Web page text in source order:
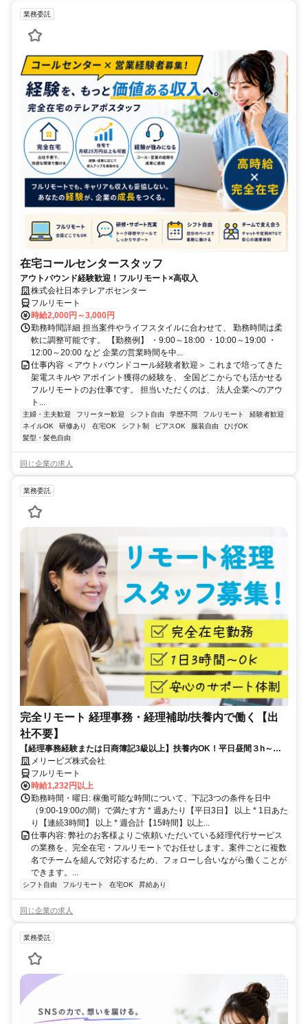
業務委託
在宅コールセンタースタッフ
アウトバウンド経験歓迎！フルリモート×高収入
株式会社日本テレアポセンター
フルリモート
時給2,000円～3,000円
勤務時間詳細 担当案件やライフスタイルに合わせて、 勤務時間は柔
軟に調整可能です。 【勤務例】 ・9:00～18:00 ・10:00～19:00 ・
12:00～20:00 など 企業の営業時間を中...
仕事内容 ＜アウトバウンドコール経験者歓迎＞ これまで培ってきた
架電スキルや アポイント獲得の経験を、 全国どこからでも活かせる
フルリモートのお仕事です。 担当いただくのは、 法人企業へのアウ
ト...
主婦・主夫歓迎 フリーター歓迎 シフト自由 学歴不問 フルリモート
経験者歓迎
ネイルOK
研修あり 在宅OK シフト制 ピアスOK 服装自由
ひげOK
髪型・髪色自由
同じ企業の求人
業務委託
完全リモート 経理事務・経理補助/扶養内で働く【出
社不要】
【経理事務経験または日商簿記3級以上】扶養内OK！平日昼間３h～。
完全在宅で育児・介護中の方も大歓迎♪
メリービズ株式会社
フルリモート
時給1,232円以上
勤務時間・曜日: 稼働可能な時間について、下記3つの条件を日中
（9:00-19:00の間）で満たす方 * 週あたり【平日3日】 以上 * 1日あた
り【連続3時間】 以上 * 週合計【15時間】以上...
仕事内容: 弊社のお客様よりご依頼いただいている経理代行サービス
の業務を、完全在宅・フルリモートでお任せします。案件ごとに複数
名でチームを組んで対応するため、フォローし合いながら働くことが
できます。...
シフト自由 フルリモート 在宅OK 昇給あり
同じ企業の求人
業務委託